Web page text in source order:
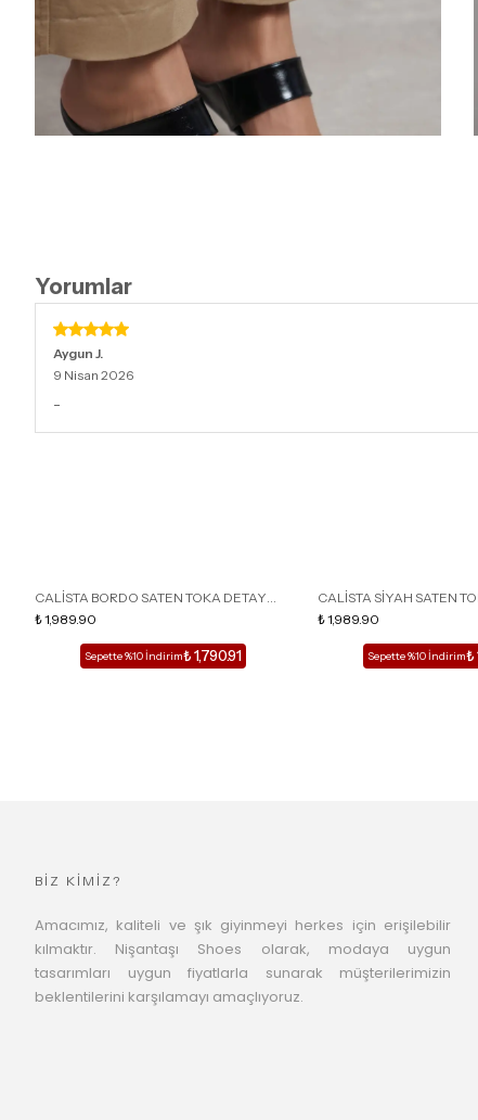
Yorumlar
Aygun J.
9 Nisan 2026
-
CALİSTA BORDO SATEN TOKA DETAY
SİVRİ BURUN KADIN TOPUKLU TERLİK
₺ 1,989.90
Sepette %10 İndirim₺ 1,790.91
CALİSTA SİYAH SATEN
SİVRİ BURUN KADIN
₺ 1,989.90
Sepette %10 İndirim₺
BİZ KİMİZ?
Amacımız, kaliteli ve şık giyinmeyi herkes için erişilebilir
kılmaktır. Nişantaşı Shoes olarak, modaya uygun
tasarımları uygun fiyatlarla sunarak müşterilerimizin
beklentilerini karşılamayı amaçlıyoruz.